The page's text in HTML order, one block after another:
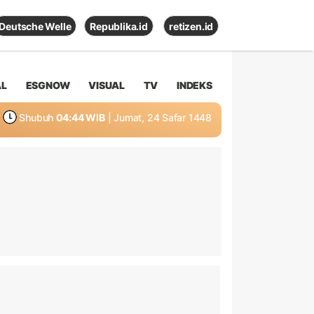
Deutsche Welle Republika.id retizen.id
ESGNOW VISUAL TV INDEKS
Shubuh 04:44 WIB | Jumat, 24 Safar 1448